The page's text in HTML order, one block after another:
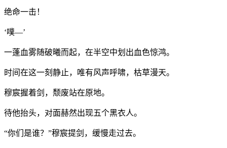
绝命一击！
‘噗—’
一蓬血雾随破曦而起，在半空中划出血色惊鸿。
时间在这一刻静止，唯有风声呼啸，枯草漫天。
穆宸握着剑，颓废站在原地。
待他抬头，对面赫然出现五个黑衣人。
“你们是谁？”穆宸提剑，缓慢走过去。